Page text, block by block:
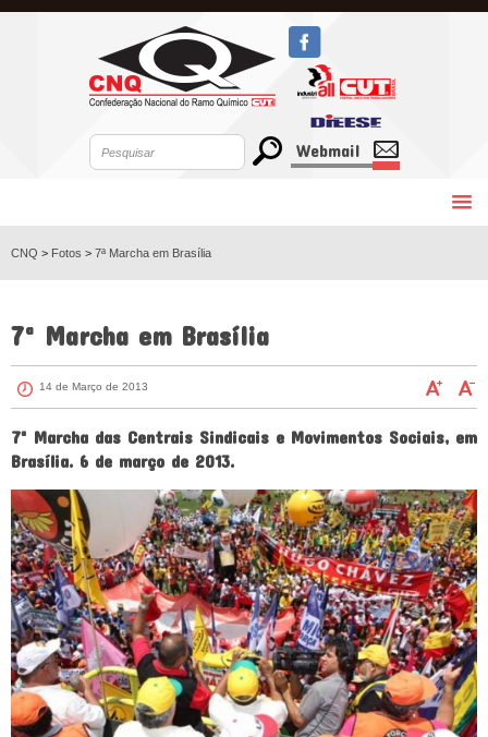
Webmail
CNQ > Fotos > 7ª Marcha em Brasília
7ª Marcha em Brasília
14 de Março de 2013
7ª Marcha das Centrais Sindicais e Movimentos Sociais, em
Brasília. 6 de março de 2013.